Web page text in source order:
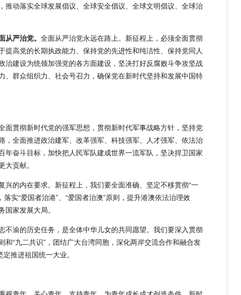
动落实全球发展倡议、全球安全倡议、全球文明倡议、全球治
严治党。 全面从严治党永远在路上。新征程上，必须全面贯彻
高党的长期执政能力、保持党的先进性和纯洁性、保持党同人
治建设为统领加强党的各方面建设，坚决打好反腐败斗争攻坚战
群众组织力、社会号召力，确保党在新时代坚持和发展中国特
面贯彻新时代党的强军思想，贯彻新时代军事战略方针，坚持党
全面推进政治建军、改革强军、科技强军、人才强军、依法治
奋斗目标，加快把人民军队建成世界一流军队，坚决捍卫国家
贡献。
的内在要求。新征程上，我们要全面准确、坚定不移贯彻“一
实“爱国者治港”、“爱国者治澳”原则，提升港澳依法治理效
家发展大局。
渝的历史任务，是全体中华儿女的共同愿望。我们要深入贯彻
“九二共识”，团结广大台湾同胞，深化两岸交流合作和融合发
推进祖国统一大业。